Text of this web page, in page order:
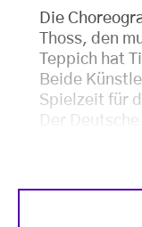
Die
Thoss, den
Teppich hat
Beide
Spielzeit für
Der